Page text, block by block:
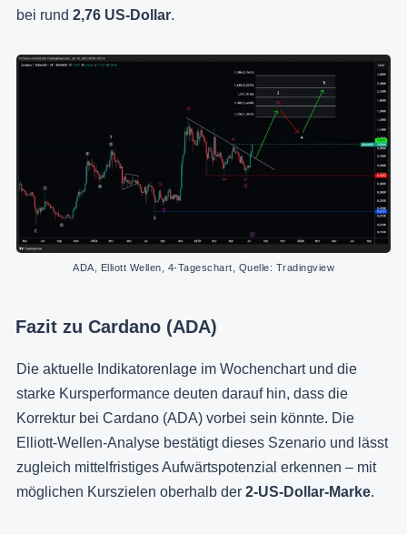
bei rund 2,76 US-Dollar.
ADA, Elliott Wellen, 4-Tageschart, Quelle: Tradingview
Fazit zu Cardano (ADA)
Die aktuelle Indikatorenlage im Wochenchart und die
starke Kursperformance deuten darauf hin, dass die
Korrektur bei Cardano (ADA) vorbei sein könnte. Die
Elliott-Wellen-Analyse bestätigt dieses Szenario und lässt
zugleich mittelfristiges Aufwärtspotenzial erkennen – mit
möglichen Kurszielen oberhalb der 2-US-Dollar-Marke.